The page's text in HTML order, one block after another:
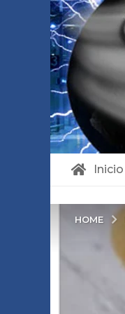
Inicio
HOME